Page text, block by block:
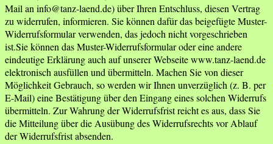
Mail an info@tanz-laend.de) über Ihren Entschluss, diesen Vertrag
zu widerrufen, informieren. Sie können dafür das beigefügte Muster-
Widerrufsformular verwenden, das jedoch nicht vorgeschrieben
ist.Sie können das Muster-Widerrufsformular oder eine andere
eindeutige Erklärung auch auf unserer Webseite www.tanz-laend.de
elektronisch ausfüllen und übermitteln. Machen Sie von dieser
Möglichkeit Gebrauch, so werden wir Ihnen unverzüglich (z. B. per
E-Mail) eine Bestätigung über den Eingang eines solchen Widerrufs
übermitteln. Zur Wahrung der Widerrufsfrist reicht es aus, dass Sie
die Mitteilung über die Ausübung des Widerrufsrechts vor Ablauf
der Widerrufsfrist absenden.